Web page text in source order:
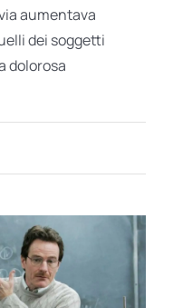
aumentava
dei soggetti
dolorosa